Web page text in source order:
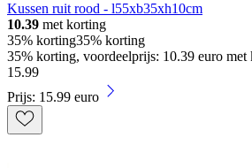
Kussen ruit rood - l55xb35xh10cm
10.39 met korting
35% korting35% korting
35% korting, voordeelprijs: 10.39 euro met
15.99
Prijs: 15.99 euro